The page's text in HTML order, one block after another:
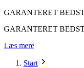
GARANTERET
GARANTERET
Læs mere
Start